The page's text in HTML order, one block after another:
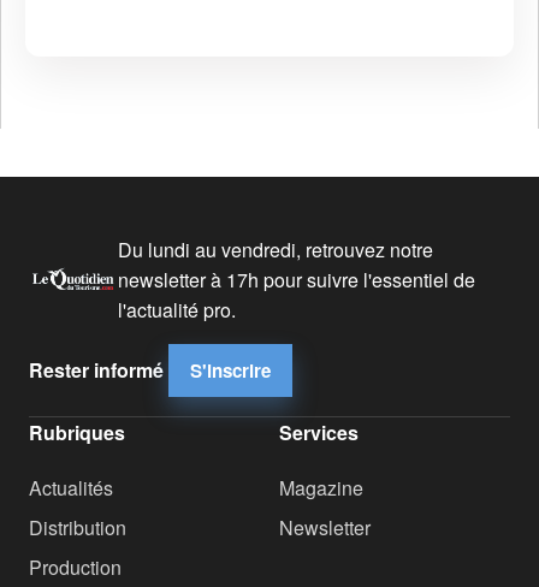
Du lundi au vendredi, retrouvez notre
newsletter à 17h pour suivre l'essentiel de
l'actualité pro.
Rester informé S'inscrire
Rubriques
Actualités
Distribution
Production
Services
Magazine
Newsletter